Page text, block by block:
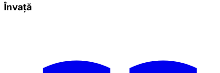
Învață